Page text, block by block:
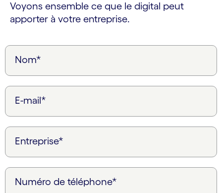
Voyons ensemble ce que le digital peut
apporter à votre entreprise.
Nom*
E-mail*
Entreprise*
Numéro de téléphone*